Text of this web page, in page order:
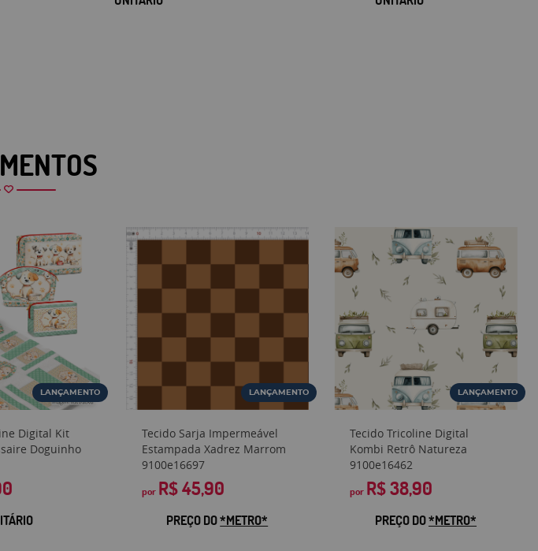
LANÇAMENTO
Digital Kit
Doguinho
LANÇAMENTO
Tecido Sarja Impermeável
Estampada Xadrez Marrom
9100e16697
por R$ 45,90
PREÇO DO*METRO*
LANÇAMENTO
Tecido Tricoline Digital
Kombi Retrô Natureza
9100e16462
por R$ 38,90
PREÇO DO*METRO*